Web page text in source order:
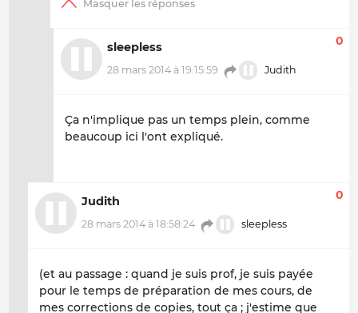
sleepless
28 mars 2014 à 19:15:59 Judith
0
Ça n'implique pas un temps plein, comme
beaucoup ici l'ont expliqué.
Judith
28 mars 2014 à 18:58:24 sleepless
0
(et au passage : quand je suis prof, je suis payée
pour le temps de préparation de mes cours, de
mes corrections de copies, tout ça ; j'estime que